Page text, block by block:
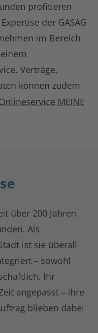
profitieren
der GASAG
im Bereich
Verträge,
können zudem
MEINE
über 200 Jahren
Als
ist sie überall
– sowohl
Ihr
angepasst – ihre
blieben dabei